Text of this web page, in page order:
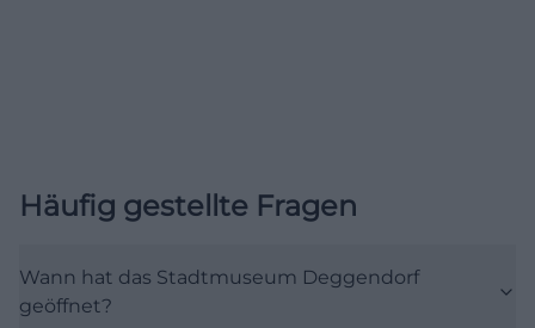
Der Titel bringt den Ansatz sehr gut auf den Punkt:
Donau und um die Menschen, die Deggendorf
geprägt haben und prägen. Auf der Website
Häufig gestellte Fragen
Wann hat das Stadtmuseum Deggendorf
geöffnet?